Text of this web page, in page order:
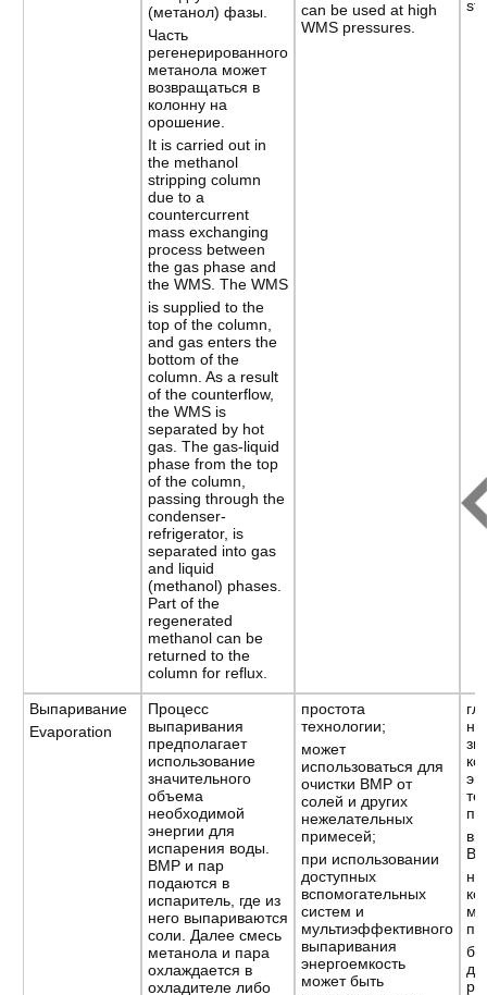
(метанол) фазы.
Часть
регенерированного
метанола может
возвращаться в
колонну на
орошение.
It is carried out in
the methanol
stripping column
due to a
countercurrent
mass exchanging
process between
the gas phase and
the WMS. The WMS
is supplied to the
top of the column,
and gas enters the
bottom of the
column. As a result
of the counterflow,
the WMS is
separated by hot
gas. The gas-liquid
phase from the top
of the column,
passing through the
condenser-
refrigerator, is
separated into gas
and liquid
(methanol) phases.
Part of the
regenerated
methanol can be
returned to the
column for reflux.
can be used at high
WMS pressures.
Выпаривание
Evaporation
Процесс
выпаривания
предполагает
использование
значительного
объема
необходимой
энергии для
испарения воды.
ВМР и пар
подаются в
испаритель, где из
него выпариваются
соли. Далее смесь
метанола и пара
охлаждается в
охладителе либо
простота
технологии;
может
использоваться для
очистки ВМР от
солей и других
нежелательных
примесей;
при использовании
доступных
вспомогательных
систем и
мультиэффективного
выпаривания
энергоемкость
может быть